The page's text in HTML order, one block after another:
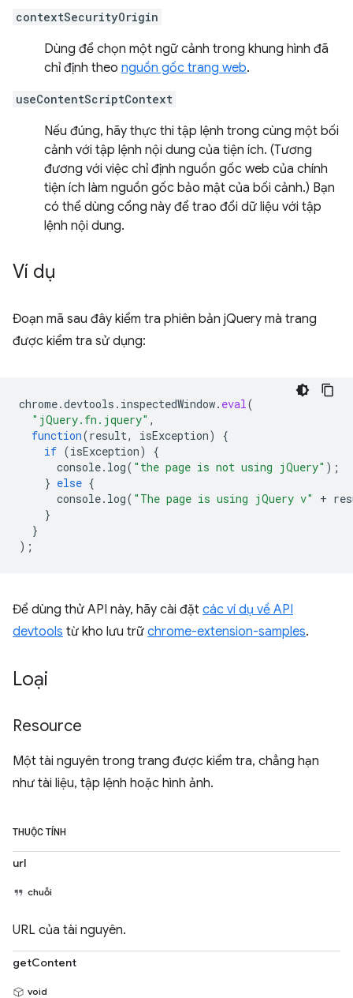
contextSecurityOrigin
Dùng để chọn một ngữ cảnh trong khung hình đã
chỉ định theo nguồn gốc trang web.
useContentScriptContext
Nếu đúng, hãy thực thi tập lệnh trong cùng một bối
cảnh với tập lệnh nội dung của tiện ích. (Tương
đương với việc chỉ định nguồn gốc web của chính
tiện ích làm nguồn gốc bảo mật của bối cảnh.) Bạn
có thể dùng cổng này để trao đổi dữ liệu với tập
lệnh nội dung.
Ví dụ
Đoạn mã sau đây kiểm tra phiên bản jQuery mà trang
được kiểm tra sử dụng:
chrome.devtools . inspectedWindow. eval(
"jQuery.fn.jquery" ,
function(result, isException)
{
if (isException)
{
console. log( "the page is not using jQuery" );
} else {
console. log( "The page is using jQuery v" +
}
}
);
Để dùng thử API này, hãy cài đặt các ví dụ về API
devtools từ kho lưu trữ chrome-extension-samples.
Loại
Resource
Một tài nguyên trong trang được kiểm tra, chẳng hạn
như tài liệu, tập lệnh hoặc hình ảnh.
THUỘC TÍNH
url
chuỗi
URL của tài nguyên.
getContent
void